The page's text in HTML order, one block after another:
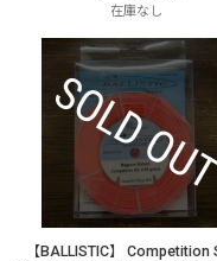
在庫なし
【BALLISTIC】 Competition